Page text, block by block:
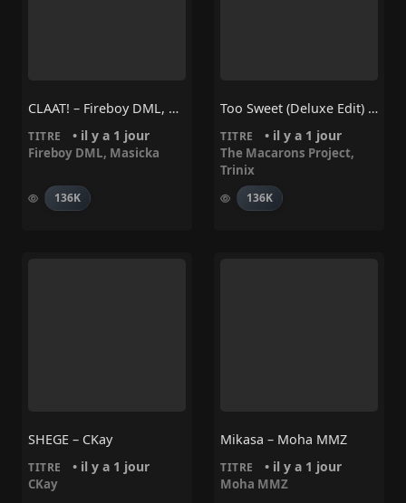
CLAAT! – Fireboy DML, Masicka
TITRE • il y a 1 jour
Fireboy DML, Masicka
136K
Too Sweet (Deluxe Edit) – Trinix, The Macarons Project
TITRE • il y a 1 jour
The Macarons Project,
Trinix
136K
SHEGE – CKay
TITRE • il y a 1 jour
CKay
Mikasa – Moha MMZ
TITRE • il y a 1 jour
Moha MMZ